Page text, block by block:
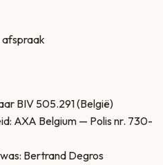
BIV 505.291 (België)
AXA Belgium — Polis nr. 730-
Bertrand Degros